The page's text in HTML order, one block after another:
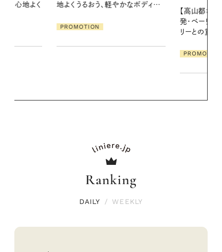
なボディケ
リーとの重ねづけも素敵な大人の
Ranking
DAILY / WEEKLY